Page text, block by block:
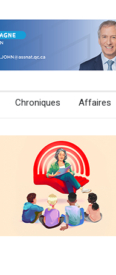
Chroniques Affaires